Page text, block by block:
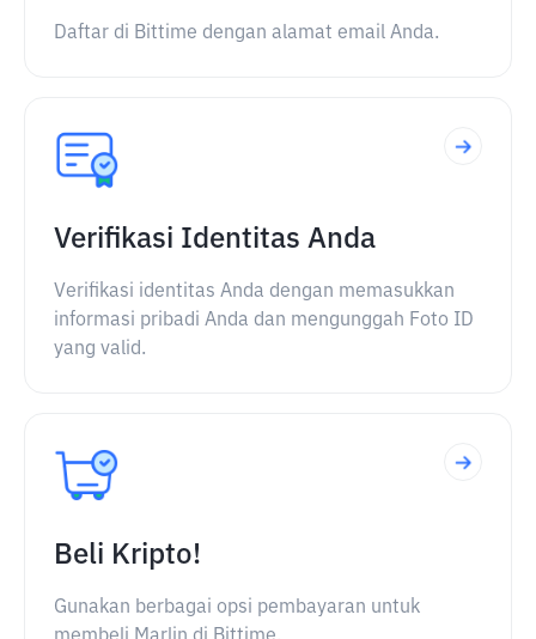
Daftar di Bittime dengan alamat email Anda.
Verifikasi Identitas Anda
Verifikasi identitas Anda dengan memasukkan
informasi pribadi Anda dan mengunggah Foto ID
yang valid.
Beli Kripto!
Gunakan berbagai opsi pembayaran untuk